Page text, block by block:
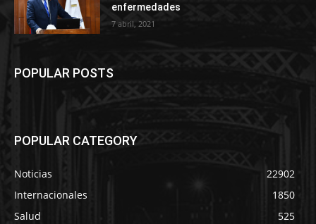
enfermedades
7 abril, 2021
POPULAR POSTS
POPULAR CATEGORY
Noticias
22902
Internacionales
1850
Salud
525